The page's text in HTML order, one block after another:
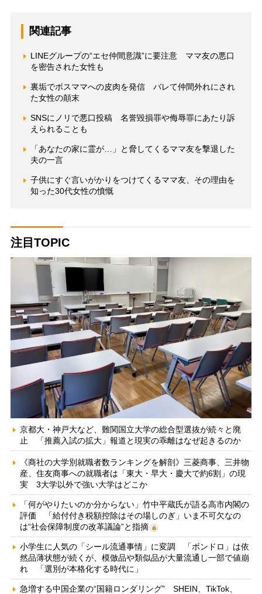
関連記事
LINEグループの“エセ仲間意識”に要注意 ママ友の悪口
を密告された女性も
裏垢でボスママへの皮肉を発信 バレて仲間外れにされ
た女性の顛末
SNSにノリで悪口投稿 名誉毀損罪や侮辱罪にあたり訴
えられることも
「あなたの家に霊が…」と脅してくるママ友を撃退した
夫の一言
子供にすぐ言いがかりをつけてくるママ友、その理由を
知った30代女性の憤慨
注目TOPIC
京都大・神戸大など、難関国立大学の総合型選抜が続々と廃
止 「推薦入試の拡大」報道と現実の乖離はなぜ起きるのか
《商社の大学別就職者数ランキングを解剖》三菱商事、三井物
産、住友商事への就職者は「東大・早大・慶大で約6割」の現
実 3大学以外で強い大学はどこか
「何がやりたいのか分からない」竹中平蔵氏が語る高市内閣の
評価 「給付付き税額控除はその場しのぎ」いま不可欠なの
は“社会保障制度の改革議論”と指摘
小学生に人気の「シール流通事情」に変調 「ボンドロ」は依
然品薄状態が続くが、模倣品や類似品が大量流通し一部で値崩
れ 「選別が本格化する時代に」
急増する中国企業の“国籍ロンダリング” SHEIN、TikTok、